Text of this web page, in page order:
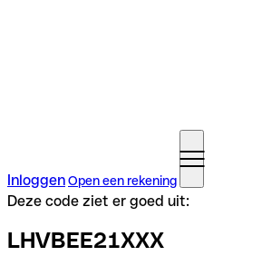
InloggenOpen een rekening
Deze code ziet er goed uit:
LHVBEE21XXX